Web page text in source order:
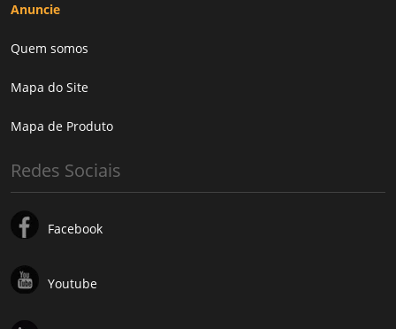
Anuncie
Quem somos
Mapa do Site
Mapa de Produto
Redes Sociais
Facebook
Youtube